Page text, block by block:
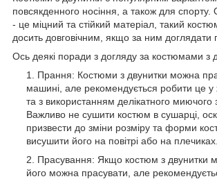
повсякденного носіння, а також для спорту.
- це міцний та стійкий матеріал, такий
досить довговічним, якщо за ним доглядати
Ось деякі поради з догляду за костюмами з
Прання: Костюми з двунитки можна
машині, але рекомендується робити це у
та з використанням делікатного миючого
Важливо не сушити костюм в сушарці,
призвести до зміни розміру та форми
висушити його на повітрі або на плечиках.
Прасування: Якщо костюм з двунитки
його можна прасувати, але